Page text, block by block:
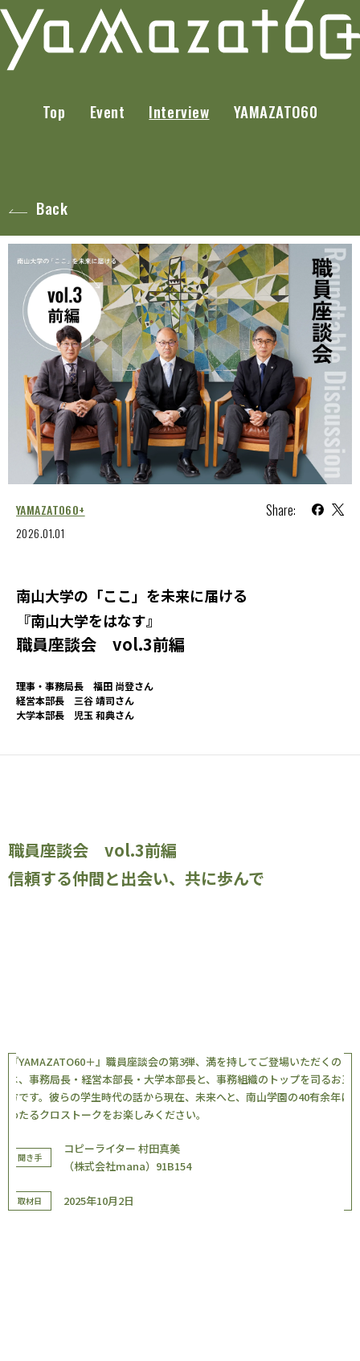
Top Event Interview YAMAZATO60
Back
YAMAZATO60+
2026.01.01
Share:
南山大学の「ここ」を未来に届ける
『南山大学をはなす』
職員座談会 vol.3前編
理事・事務局長 福田 尚登さん
経営本部長 三谷 靖司さん
大学本部長 児玉 和典さん
職員座談会 vol.3前編
信頼する仲間と出会い、共に歩んで
『YAMAZATO60＋』職員座談会の第3弾、満を持してご登場いただくの
は、事務局長・経営本部長・大学本部長と、事務組織のトップを司るお三
方です。彼らの学生時代の話から現在、未来へと、南山学園の40有余年に
わたるクロストークをお楽しみください。
聞き手
コピーライター 村田真美
（株式会社mana）91B154
取材日 2025年10月2日